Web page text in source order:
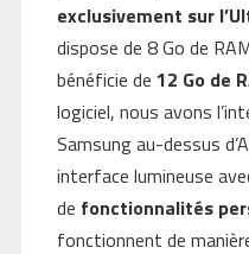
exclusivement sur
dispose de 8 Go de
bénéficie de 12 Go de
logiciel, nous avons
Samsung au-dessus
interface lumineuse
de fonctionnalités
fonctionnent de